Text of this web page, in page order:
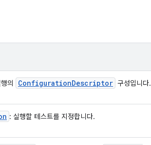
의 ConfigurationDescriptor 구성입니다.
: 실행할 테스트를 지정합니다.